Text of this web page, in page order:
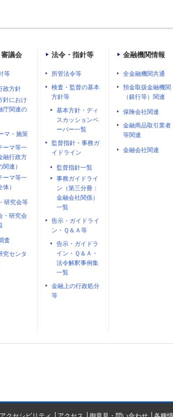
議会
等
政方針
針におけ
庁関連の
マ・施策
ーマ等一
融行政方
連）
ーマ等一
）
研究会等
・研究会
査
究センタ
法令・指針等
所管法令等
検査・監督の基本
方針等
基本方針・ディ
スカッションペ
ーパー一覧
監督指針・事務ガ
イドライン
監督指針一覧
事務ガイドライ
ン（第三分冊：
金融会社関係）
一覧
告示・ガイドライ
ン・Ｑ＆Ａ等
告示・ガイドラ
イン・Ｑ＆Ａ・
法令解釈事例集
一覧
金融上の行政処分
等
金融機関情報
全金融機関共通
預金取扱金融機関
（銀行等）関連
保険会社関連
金融商品取引業者
等関連
金融会社関連